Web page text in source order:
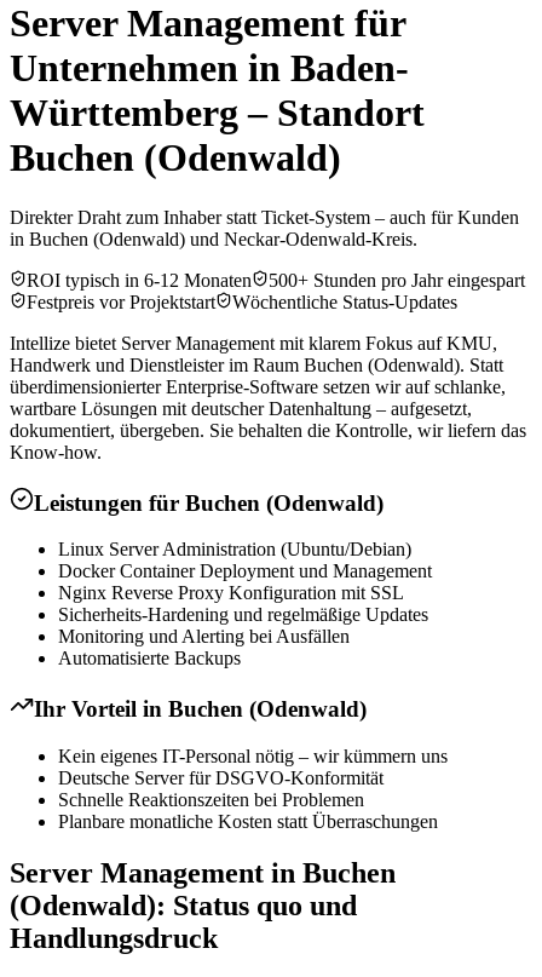
Server Management für
Unternehmen in Baden-
Württemberg – Standort
Buchen (Odenwald)
Direkter Draht zum Inhaber statt Ticket-System – auch für Kunden
in Buchen (Odenwald) und Neckar-Odenwald-Kreis.
ROI typisch in 6-12 Monaten
500+ Stunden pro Jahr eingespart
Festpreis vor Projektstart
Wöchentliche Status-Updates
Intellize bietet Server Management mit klarem Fokus auf KMU,
Handwerk und Dienstleister im Raum Buchen (Odenwald). Statt
überdimensionierter Enterprise-Software setzen wir auf schlanke,
wartbare Lösungen mit deutscher Datenhaltung – aufgesetzt,
dokumentiert, übergeben. Sie behalten die Kontrolle, wir liefern das
Know-how.
Leistungen für Buchen (Odenwald)
Linux Server Administration (Ubuntu/Debian)
Docker Container Deployment und Management
Nginx Reverse Proxy Konfiguration mit SSL
Sicherheits-Hardening und regelmäßige Updates
Monitoring und Alerting bei Ausfällen
Automatisierte Backups
Ihr Vorteil in Buchen (Odenwald)
Kein eigenes IT-Personal nötig – wir kümmern uns
Deutsche Server für DSGVO-Konformität
Schnelle Reaktionszeiten bei Problemen
Planbare monatliche Kosten statt Überraschungen
Server Management in Buchen
(Odenwald): Status quo und
Handlungsdruck